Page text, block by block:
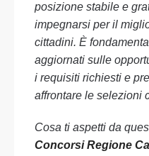
posizione stabile e
impegnarsi per il
cittadini. È
aggiornati sulle
i requisiti richiesti e
affrontare le selezioni
Cosa ti aspetti da
Concorsi Regione